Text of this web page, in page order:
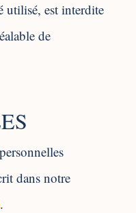
utilisé, est interdite
de
dans notre
.